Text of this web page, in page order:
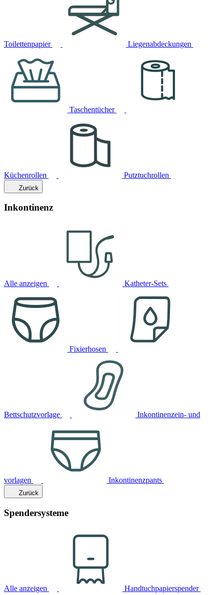
Toilettenpapier Liegenabdeckungen
Taschentücher
Küchenrollen Putztuchrollen
Zurück
Inkontinenz
Alle anzeigen Katheter-Sets
Fixierhosen
Bettschutzvorlage Inkontinenzein- und
vorlagen Inkontinenzpants
Zurück
Spendersysteme
Alle anzeigen Handtuchpapierspender